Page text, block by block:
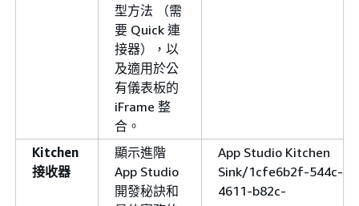
型方法 （需
要 Quick 連
接器），以
及適用於公
有儀表板的
iFrame 整
合。
Kitchen
接收器
顯示進階
App Studio
開發秘訣和
App Studio Kitchen
Sink/1cfe6b2f-544c-
4611-b82c-